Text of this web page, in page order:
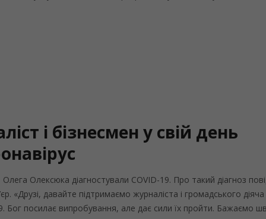
і бізнесмен у свій день
Олексюка діагностували COVID-19. Про такий діагноз
«Друзі, давайте підтримаємо журналіста і громадського
Бог посилає випробування, але дає сили їх пройти. Бажаємо